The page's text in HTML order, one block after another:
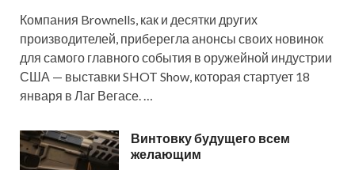
Компания Brownells, как и десятки других
производителей, приберегла анонсы своих новинок
для самого главного события в оружейной индустрии
США — выставки SHOT Show, которая стартует 18
января в Лаг Вегасе. …
Винтовку будущего всем
желающим